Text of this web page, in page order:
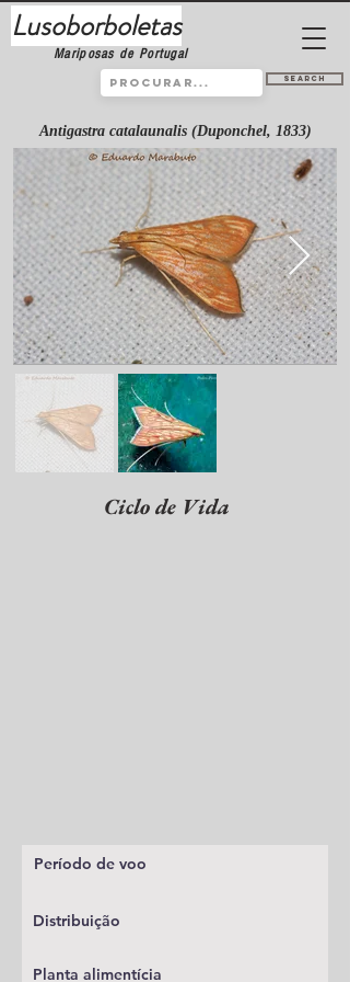
Lusoborboletas
Mariposas de Portugal
Search
Antigastra catalaunalis (Duponchel, 1833)
Ciclo de Vida
Período de voo
Distribuição
Planta alimentícia